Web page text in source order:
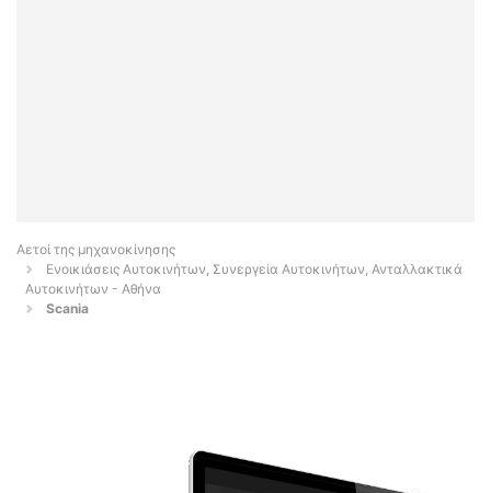
Αετοί της μηχανοκίνησης
Ενοικιάσεις Αυτοκινήτων, Συνεργεία Αυτοκινήτων, Ανταλλακτικά
Αυτοκινήτων - Αθήνα
Scania